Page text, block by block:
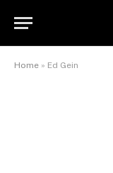
Home » Ed Gein